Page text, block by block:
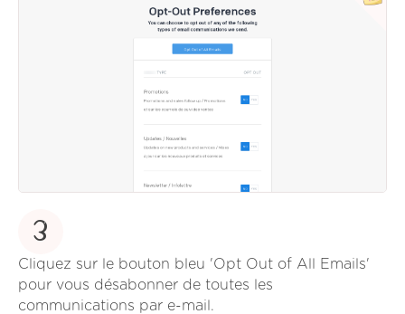
3
Cliquez sur le bouton bleu 'Opt Out of All Emails'
pour vous désabonner de toutes les
communications par e-mail.